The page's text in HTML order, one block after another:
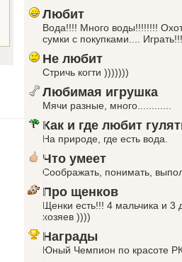
Любит
Вода!!!! Много воды!!!!!!!!
сумки с покупками....
Не любит
Стричь когти )))))))
Любимая игрушка
Мячи разные, много............
Как и где любит
На природе, где есть вода.
Что умеет
Соображать, понимать,
Про щенков
Щенки есть!!! 4 мальчика и 3
хозяев ))))
Награды
Юный Чемпион по красоте